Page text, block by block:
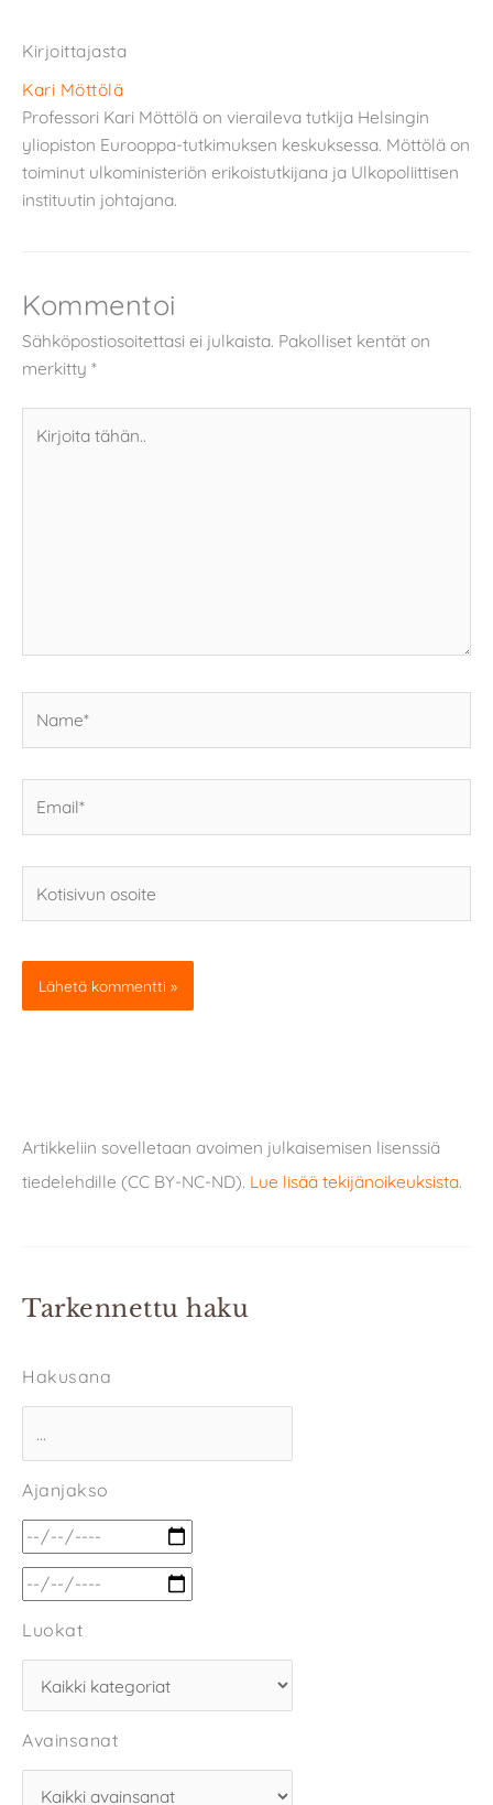
Kirjoittajasta
Kari Möttölä
Professori Kari Möttölä on vieraileva tutkija Helsingin
yliopiston Eurooppa-tutkimuksen keskuksessa. Möttölä on
toiminut ulkoministeriön erikoistutkijana ja Ulkopoliittisen
instituutin johtajana.
Kommentoi
Sähköpostiosoitettasi ei julkaista. Pakolliset kentät on
merkitty *
tähän..
osoite
Artikkeliin sovelletaan avoimen julkaisemisen lisenssiä
tiedelehdille (CC BY-NC-ND). Lue lisää tekijänoikeuksista.
Tarkennettu haku
Hakusana
Ajanjakso
Luokat
Avainsanat